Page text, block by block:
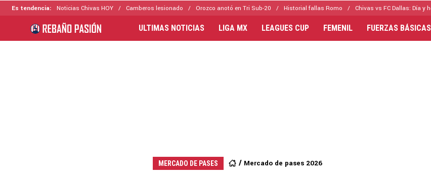
Es tendencia: Noticias Chivas HOY Camberos lesionado Orozco anotó en Tri Sub-20 Historial fallas Romo Chivas vs FC Dallas: Día y
ULTIMAS NOTICIAS LIGA MX LEAGUES CUP FEMENIL FUERZAS BÁSICAS
MERCADO DE PASES Mercado de pases 2026